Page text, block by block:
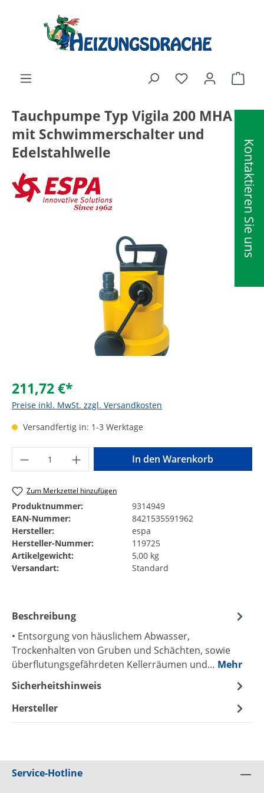
Kontaktieren Sie uns
Tauchpumpe Typ Vigila 200 MHA
mit Schwimmerschalter und
Edelstahlwelle
Bildergalerie überspringen
211,72 €*
Preise inkl. MwSt. zzgl. Versandkosten
Versandfertig in: 1-3 Werktage
Produkt Anzahl: Gib den gewünschten
In den Warenkorb
Zum Merkzettel hinzufügen
Produktnummer:
9314949
EAN-Nummer:
8421535591962
Hersteller:
espa
Hersteller-Nummer:
119725
Artikelgewicht:
5,00 kg
Versandart:
Standard
Beschreibung
• Entsorgung von häuslichem Abwasser,
Trockenhalten von Gruben und Schächten, sowie
überflutungsgefährdeten Kellerräumen und… Mehr
Sicherheitshinweis
Hersteller
Service-Hotline